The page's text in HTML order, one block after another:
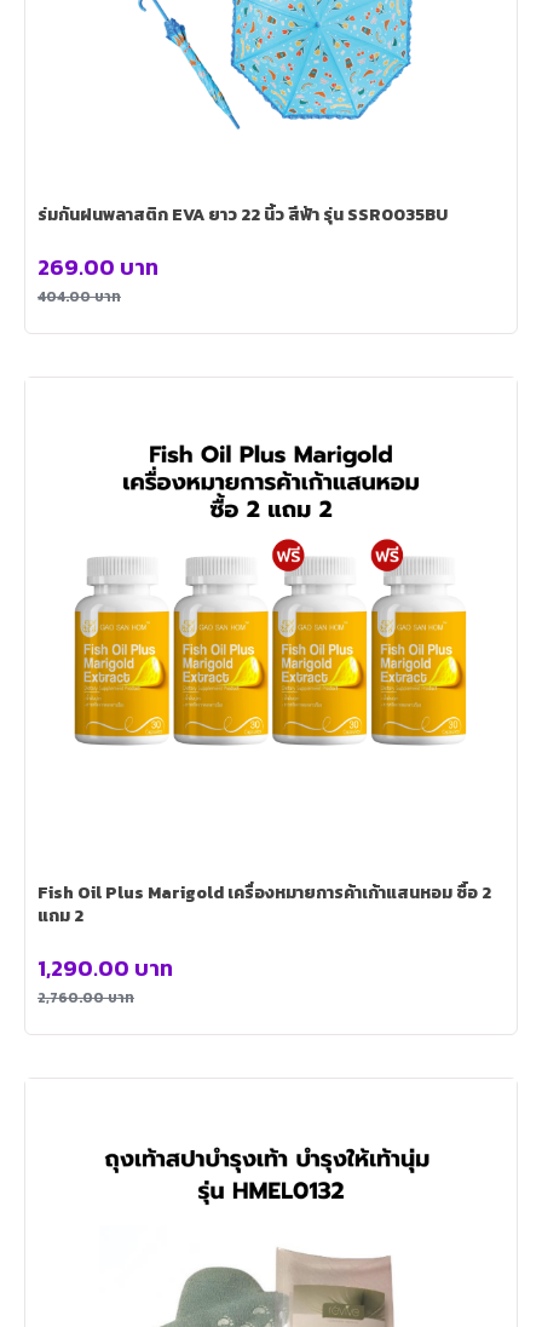
ร่มกันฝนพลาสติก EVA ยาว 22 นิ้ว สีฟ้า รุ่น SSR0035BU
404.00บาท
269.00 บาท
Fish Oil Plus Marigold เครื่องหมายการค้าเก้าแสนหอม ซื้อ 2
แถม 2
2,760.00บาท
1,290.00 บาท